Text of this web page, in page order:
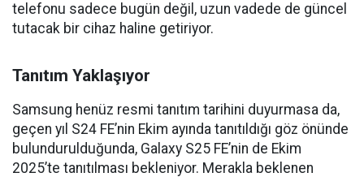
telefonu sadece bugün değil, uzun vadede de güncel
tutacak bir cihaz haline getiriyor.
Tanıtım Yaklaşıyor
Samsung henüz resmi tanıtım tarihini duyurmasa da,
geçen yıl S24 FE’nin Ekim ayında tanıtıldığı göz önünde
bulundurulduğunda, Galaxy S25 FE’nin de Ekim
2025’te tanıtılması bekleniyor. Merakla beklenen